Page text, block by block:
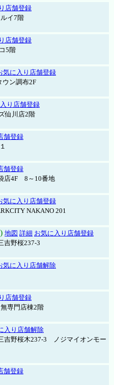
店舗登録
イ7階
店舗登録
5階
気に入り店舗登録
ン調布2F
り店舗登録
仙川店2階
舗登録
舗登録
店4F 8～10番地
気に入り店舗登録
NAKANO 201
地図 詳細 お気に入り店舗登録
吉野桜237-3
気に入り店舗解除
店舗登録
専門店棟2階
入り店舗解除
吉野桜木237-3 ノジマイオンモー
舗登録